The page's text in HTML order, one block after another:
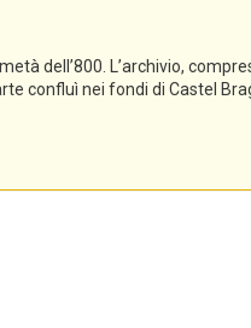
dell’800. L’archivio,
confluì nei fondi di Castel